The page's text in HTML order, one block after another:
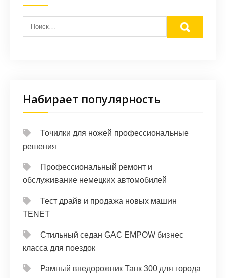
Набирает популярность
Точилки для ножей профессиональные
решения
Профессиональный ремонт и
обслуживание немецких автомобилей
Тест драйв и продажа новых машин
TENET
Стильный седан GAC EMPOW бизнес
класса для поездок
Рамный внедорожник Танк 300 для города